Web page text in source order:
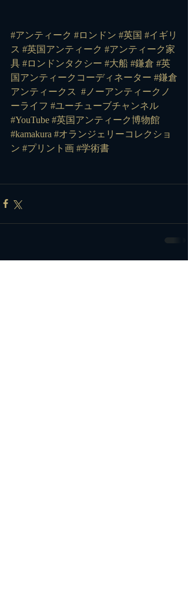
#アンティーク #ロンドン #英国 #イギリ
ス #英国アンティーク #アンティーク家
具 #ロンドンタクシー #大船 #鎌倉 #英
国アンティークコーディネーター #鎌倉
アンティークス
#ノーアンティークノ
ーライフ #ユーチューブチャンネル
#YouTube #英国アンティーク博物館
#kamakura #オランジェリーコレクショ
ン #プリント画 #学術書